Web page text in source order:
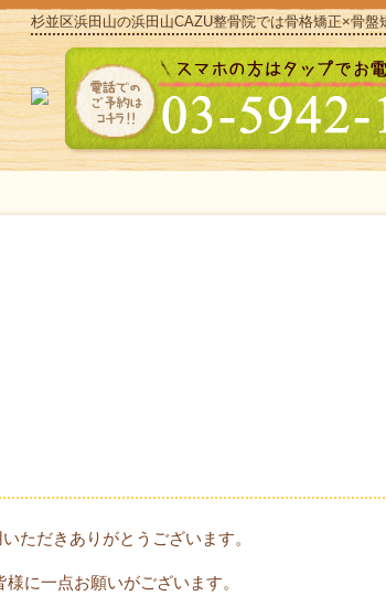
杉並区浜田山の浜田山CAZU整骨院では骨格矯正×骨
ただきありがとうございます。
に一点お願いがございます。